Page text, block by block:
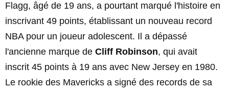
Flagg, âgé de 19 ans, a pourtant marqué l'histoire en
inscrivant 49 points, établissant un nouveau record
NBA pour un joueur adolescent. Il a dépassé
l'ancienne marque de Cliff Robinson, qui avait
inscrit 45 points à 19 ans avec New Jersey en 1980.
Le rookie des Mavericks a signé des records de sa